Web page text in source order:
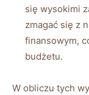
się ⁣wysokimi
zmagać⁣ się z
finansowym,
budżetu.
W obliczu tych